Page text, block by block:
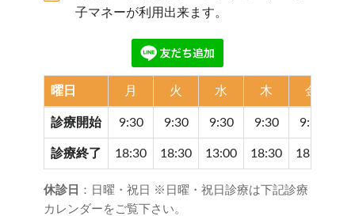
子マネーが利用出来ます。
曜日 月 火 水 木 金
診療開始 9:30 9:30 9:30 9:30 9:30
診療終了 18:30 18:30 13:00 18:30 18:30
休診日 ：日曜・祝日 ※日曜・祝日診療は下記診療
カレンダーをご覧下さい。